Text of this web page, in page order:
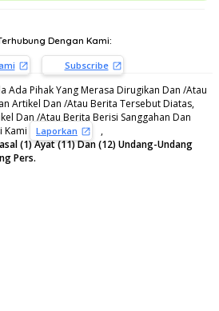
Dengan Kami:
Subscribe
Ada Pihak Yang Merasa Dirugikan Dan /Atau
Artikel Dan /Atau Berita Tersebut Diatas,
Dan /Atau Berita Berisi Sanggahan Dan
Kami
Laporkan
,
(1) Ayat (11) Dan (12) Undang-Undang
Pers.